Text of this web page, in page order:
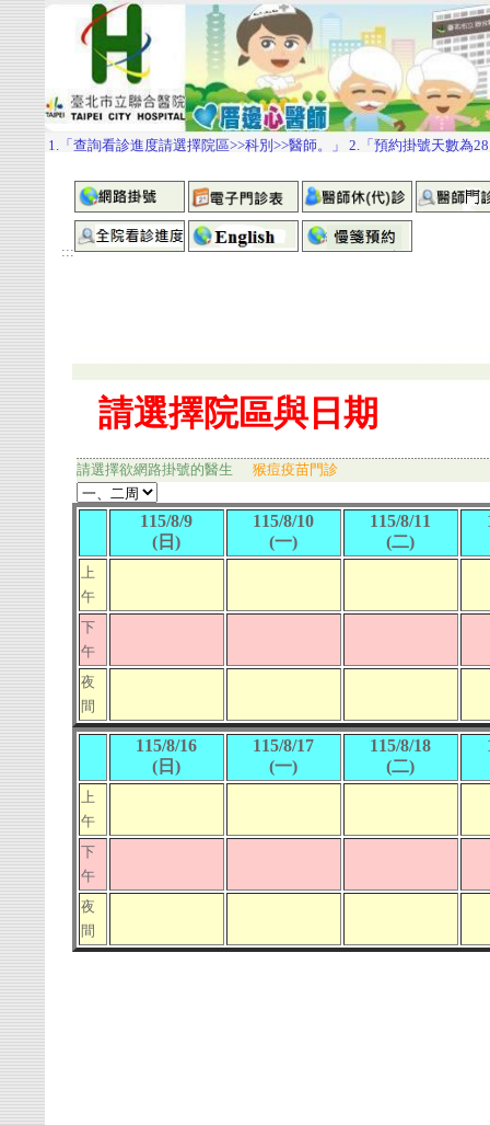
:::
請選擇欲網路掛號的醫生 猴痘疫苗門診
115/8/9
(日)
115/8/10
(一)
115/8/11
(二)
上
午
下
午
夜
間
115/8/16
(日)
115/8/17
(一)
115/8/18
(二)
上
午
下
午
夜
間